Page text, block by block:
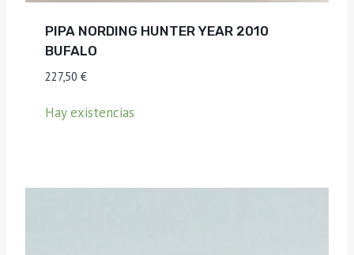
PIPA NORDING HUNTER YEAR 2010
BUFALO
227,50 €
Hay existencias